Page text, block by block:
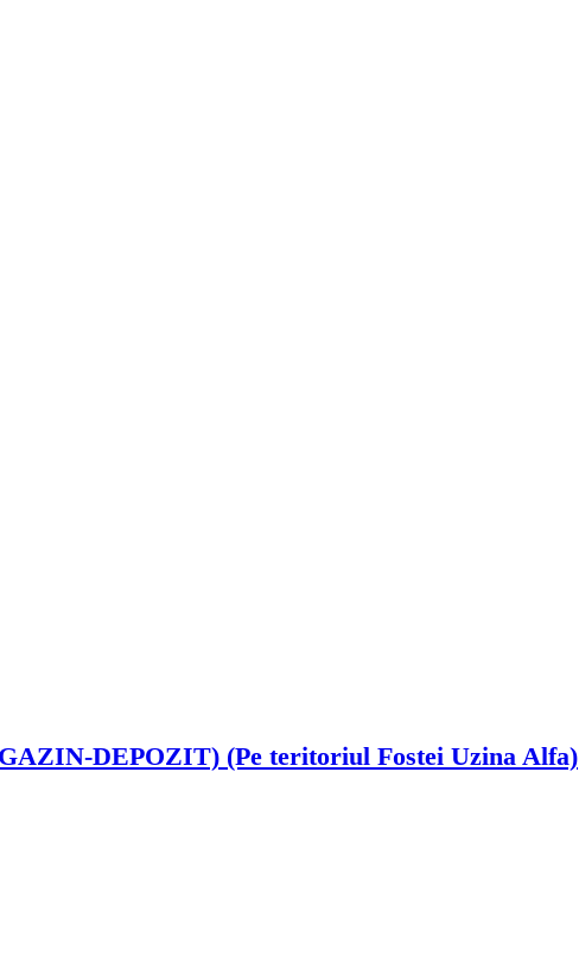
DEPOZIT) (Pe teritoriul Fostei Uzina Alfa)